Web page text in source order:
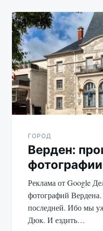
ГОРОД
Верден:
фотографии
Реклама от Google
фотографий
последней. Ибо мы
Дюк. И ездить…